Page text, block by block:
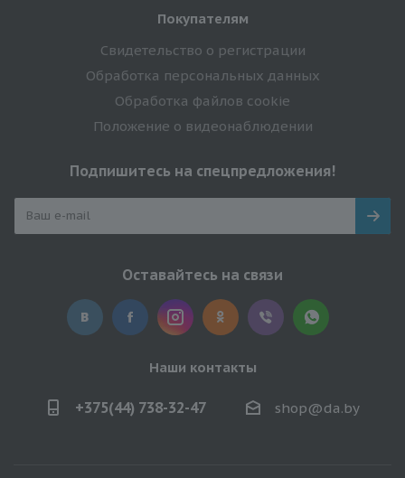
Покупателям
Свидетельство о регистрации
Обработка персональных данных
Обработка файлов cookie
Положение о видеонаблюдении
Подпишитесь на спецпредложения!
Оставайтесь на связи
Наши контакты
+375(44) 738-32-47 shop@da.by